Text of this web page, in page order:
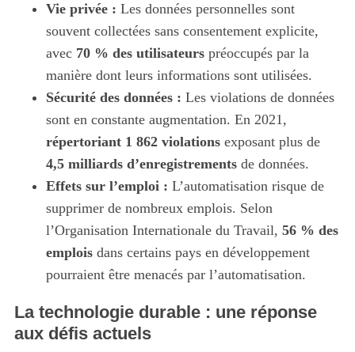
Vie privée : Les données personnelles sont
souvent collectées sans consentement explicite,
avec 70 % des utilisateurspréoccupés par la
manière dont leurs informations sont utilisées.
Sécurité des données : Les violations de données
sont en constante augmentation. En 2021,
répertoriant 1 862 violationsexposant plus de
4,5 milliards d’enregistrementsde données.
Effets sur l’emploi : L’automatisation risque de
supprimer de nombreux emplois. Selon
l’Organisation Internationale du Travail, 56 % des
emploisdans certains pays en développement
pourraient être menacés par l’automatisation.
La technologie durable : une réponse
aux défis actuels
a
r
c
o
r
: